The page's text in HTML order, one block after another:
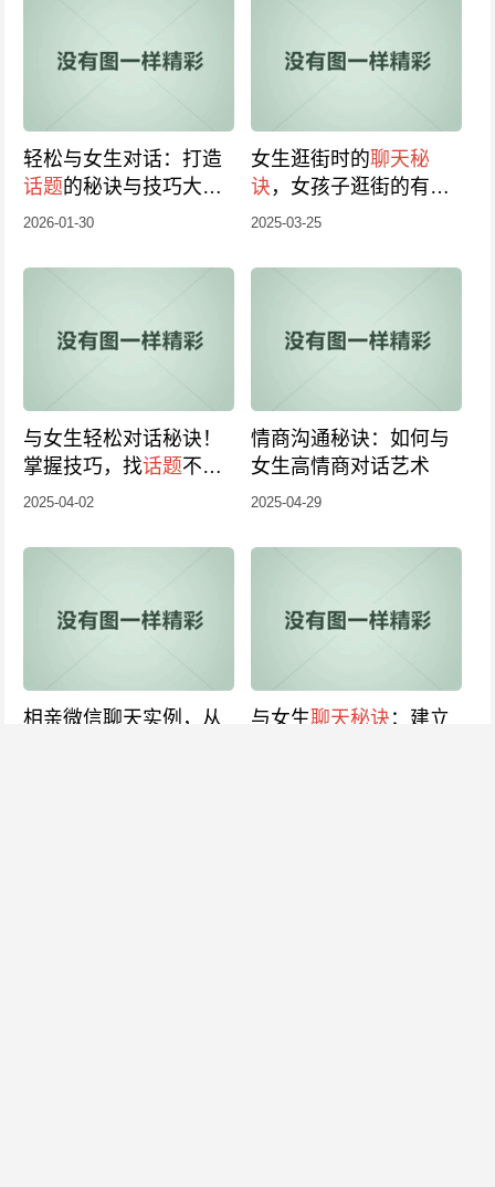
轻松与女生对话：打造
话题的秘诀与技巧大揭
秘
2026-01-30
女生逛街时的聊天秘
诀 ，女孩子逛街的有趣
回应，轻松打开
2025-03-25
与女生轻松对话秘诀！
掌握技巧，找话题不尴
尬如何俘获妹子心？
2025-04-02
情商沟通秘诀：如何与
女生高情商对话艺术
2025-04-29
相亲微信聊天实例，从
与女生聊天秘诀 ：建立